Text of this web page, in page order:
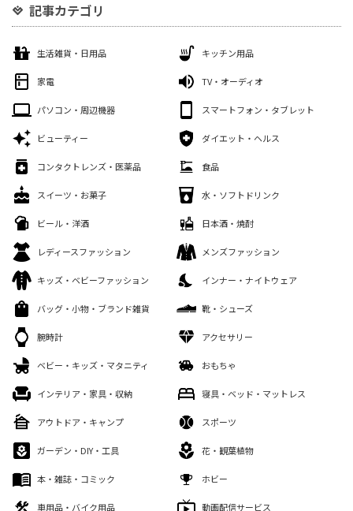
記事カテゴリ
生活雑貨・日用品 キッチン用品
家電 TV・オーディオ
パソコン・周辺機器 スマートフォン・タブレット
ビューティー ダイエット・ヘルス
コンタクトレンズ・医薬品 食品
スイーツ・お菓子 水・ソフトドリンク
ビール・洋酒 日本酒・焼酎
レディースファッション メンズファッション
キッズ・ベビーファッション インナー・ナイトウェア
バッグ・小物・ブランド雑貨 靴・シューズ
腕時計 アクセサリー
ベビー・キッズ・マタニティ おもちゃ
インテリア・家具・収納 寝具・ベッド・マットレス
アウトドア・キャンプ スポーツ
ガーデン・DIY・工具 花・観葉植物
本・雑誌・コミック ホビー
車用品・バイク用品 動画配信サービス